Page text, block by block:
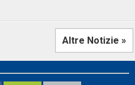
Altre Notizie »